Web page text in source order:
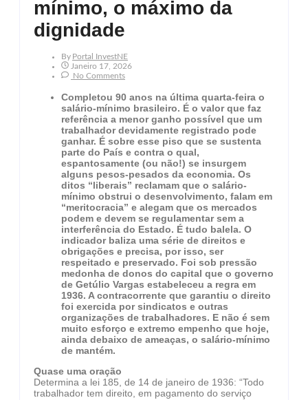
mínimo, o máximo da
dignidade
By Portal InvestNE
Janeiro 17, 2026
No Comments
Completou 90 anos na última quarta-feira o
salário-mínimo brasileiro. É o valor que faz
referência a menor ganho possível que um
trabalhador devidamente registrado pode
ganhar. É sobre esse piso que se sustenta
parte do País e contra o qual,
espantosamente (ou não!) se insurgem
alguns pesos-pesados da economia. Os
ditos “liberais” reclamam que o salário-
mínimo obstrui o desenvolvimento, falam em
“meritocracia” e alegam que os mercados
podem e devem se regulamentar sem a
interferência do Estado. É tudo balela. O
indicador baliza uma série de direitos e
obrigações e precisa, por isso, ser
respeitado e preservado. Foi sob pressão
medonha de donos do capital que o governo
de Getúlio Vargas estabeleceu a regra em
1936. A contracorrente que garantiu o direito
foi exercida por sindicatos e outras
organizações de trabalhadores. E não é sem
muito esforço e extremo empenho que hoje,
ainda debaixo de ameaças, o salário-mínimo
de mantém.
Quase uma oração
Determina a lei 185, de 14 de janeiro de 1936: “Todo
trabalhador tem direito, em pagamento do serviço